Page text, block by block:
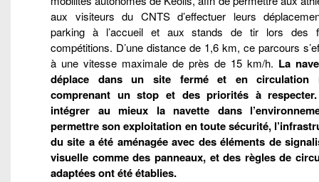
aux visiteurs du CNTS d’effectuer leurs
parking à l’accueil et aux stands de tir lors des
compétitions. D’une distance de 1,6 km, ce parcours
à une vitesse maximale de près de 15 km/h. La
déplace dans un site fermé et en circulation
comprenant un stop et des priorités à
intégrer au mieux la navette dans
permettre son exploitation en toute sécurité,
du site a été aménagée avec des éléments de
visuelle comme des panneaux, et des règles de
adaptées ont été établies.